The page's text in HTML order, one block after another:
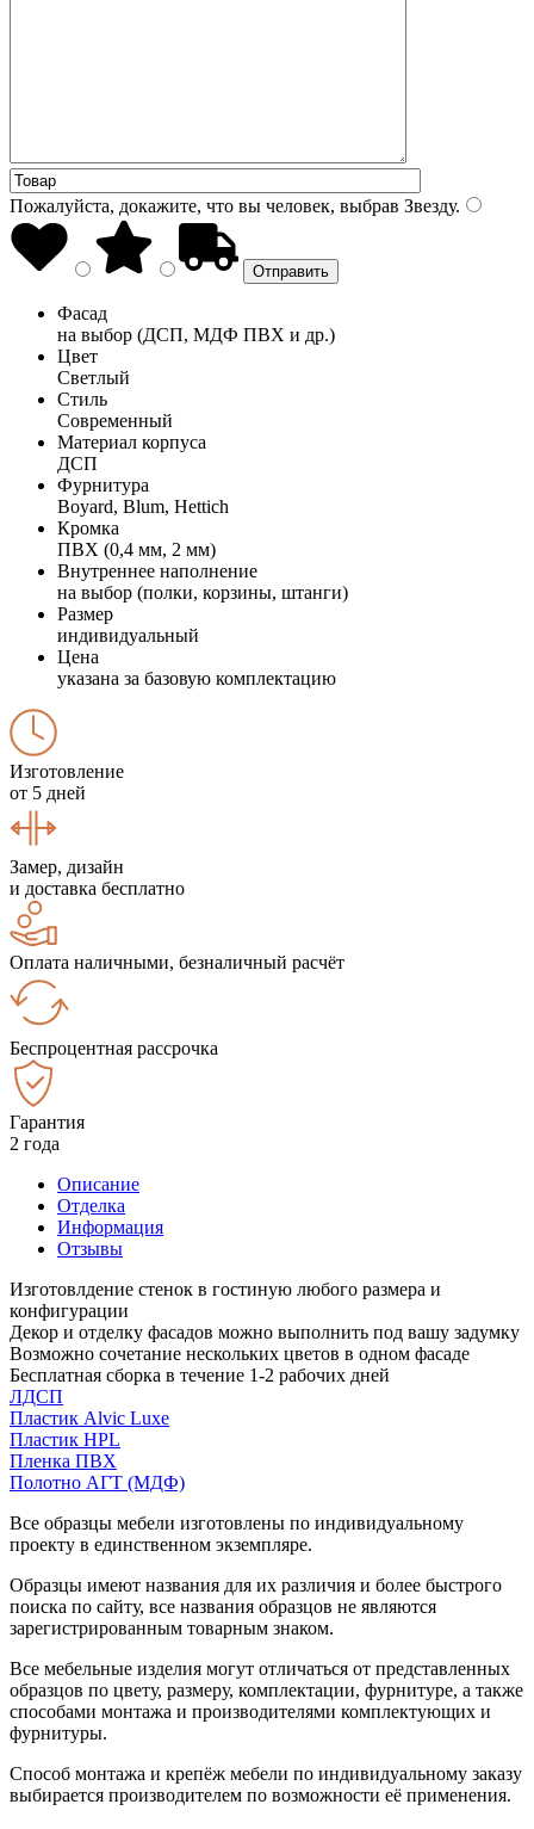
Пожалуйста, докажите, что вы человек, выбрав Звезду.
Фасад
на выбор (ДСП, МДФ ПВХ и др.)
Цвет
Светлый
Стиль
Современный
Материал корпуса
ДСП
Фурнитура
Boyard, Blum, Hettich
Кромка
ПВХ (0,4 мм, 2 мм)
Внутреннее наполнение
на выбор (полки, корзины, штанги)
Размер
индивидуальный
Цена
указана за базовую комплектацию
Изготовление
от 5 дней
Замер, дизайн
и доставка бесплатно
Оплата наличными, безналичный расчёт
Беспроцентная рассрочка
Гарантия
2 года
Описание
Отделка
Информация
Отзывы
Изготовлдение стенок в гостиную любого размера и
конфигурации
Декор и отделку фасадов можно выполнить под вашу задумку
Возможно сочетание нескольких цветов в одном фасаде
Бесплатная сборка в течение 1-2 рабочих дней
ЛДСП
Пластик Alvic Luxe
Пластик HPL
Пленка ПВХ
Полотно АГТ (МДФ)
Все образцы мебели изготовлены по индивидуальному
проекту в единственном экземпляре.
Образцы имеют названия для их различия и более быстрого
поиска по сайту, все названия образцов не являются
зарегистрированным товарным знаком.
Все мебельные изделия могут отличаться от представленных
образцов по цвету, размеру, комплектации, фурнитуре, а также
способами монтажа и производителями комплектующих и
фурнитуры.
Способ монтажа и крепёж мебели по индивидуальному заказу
выбирается производителем по возможности её применения.